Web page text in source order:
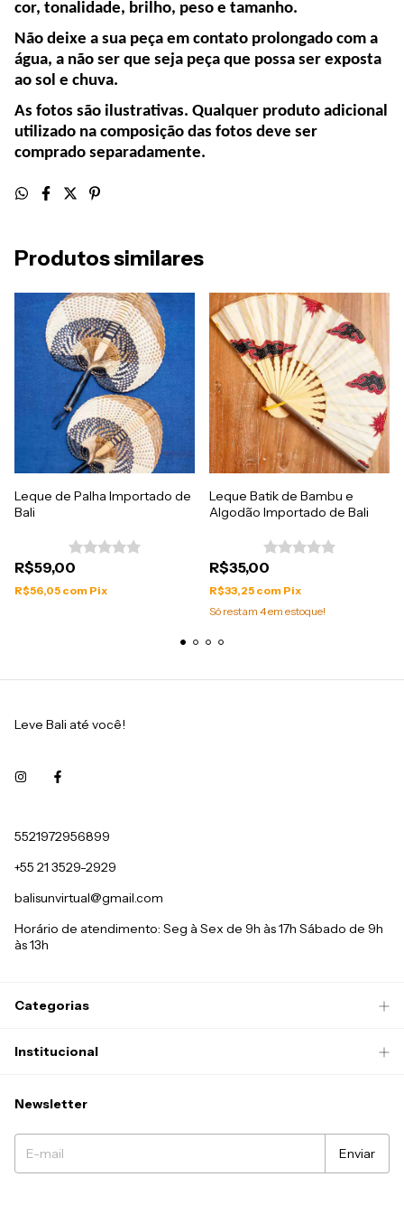
cor, tonalidade, brilho, peso e tamanho.
Não deixe a sua peça em contato prolongado com a
água, a não ser que seja peça que possa ser exposta
ao sol e chuva.
As fotos são ilustrativas. Qualquer produto adicional
utilizado na composição das fotos deve ser
comprado separadamente.
Produtos similares
Leque de Palha Importado de
Bali
R$59,00
R$56,05 com Pix
Leque Batik de Bambu e
Algodão Importado de Bali
R$35,00
R$33,25 com Pix
Só restam 4em estoque!
Leve Bali até você!
5521972956899
+55 21 3529-2929
balisunvirtual@gmail.com
Horário de atendimento: Seg à Sex de 9h às 17h Sábado de 9h
às 13h
Categorias
Institucional
Newsletter